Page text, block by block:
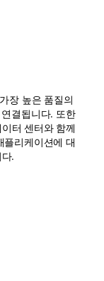
장 높은 품질의
결됩니다. 또한
터 센터와 함께
플리케이션에 대
.